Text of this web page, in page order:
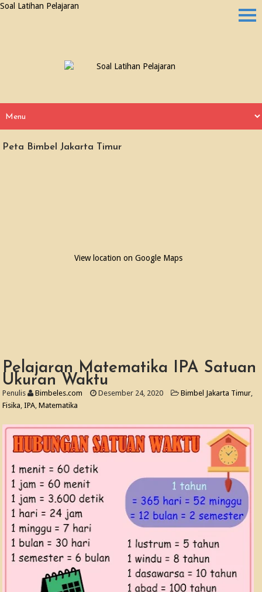
Soal Latihan Pelajaran
Peta Bimbel Jakarta Timur
View location on Google Maps
Pelajaran Matematika IPA Satuan
Ukuran Waktu
Penulis Bimbeles.com Desember 24, 2020 Bimbel Jakarta Timur,
Fisika,IPA,Matematika